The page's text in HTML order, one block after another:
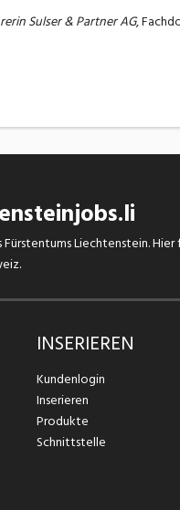
Sulser & Partner AG,
Liechtenstein.
INSERIEREN
Kundenlogin
Inserieren
Produkte
Schnittstelle